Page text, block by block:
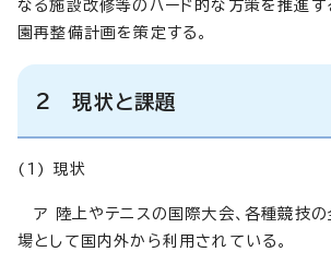
なる施設改修等のハード的な方策を推進す
園再整備計画を策定する。
2 現状と課題
(1) 現状
ア 陸上やテニスの国際大会、各種競技
場として国内外から利用されている。